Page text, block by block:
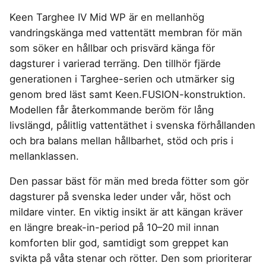
HUSHÅLLSAPPARATER
Robotdammsugare
Skaftdammsugare
Steamer
Strykjärn
KÖK
Airfryer
Brödrost
Dubbel
Airfryer
Elektrisk
Pizzaugn
Elvisp
Glassmaskin
Kaffebryggare
Kaffemaskin
Knivslip
Kockkniv
Köksassistent
Liten airfryer
Mikrovågsugn
Pizzaugn
Stekbord
Stekpanna
LIVSMEDEL
SOVRUM
VITVAROR
GAMING
Gaming Dator
Gaming Headset
Gaming hörlursställ
Gaming Laptop
Gaming router
Gaming Skärm
Gaming Tangentbord
Gamingbord
Gamingstol
Trådlösa Gaming Hörlurar
VR Headset
LJUD & BILD
75 Tum TV
Bluetooth högtalare
Boombox
Trådlösa hörlurar
TV 50 tum
TV 55 tum
FÖRSÄKRINGAR
Hundförsäkring
Kattförsäkring
MEDIA & TELEKOM
Bredband
Mobilabonnemang
Mobilt bredband
TV Abonnemang
Rödljusterapi
Skäggtrimmer
Toriska linser
ACCESSOARER
Solglasögon
KOSTTILLSKOTT
Ashwagandha
Berberine
C vitamin
Kollagen
Kosttillskott klimakteriet
Kreatin
Lions mane
Magnesium
MSM
NAD
Omega 3
Probiotika
Proteinpulver
Shilajit
Testosteron tillskott
5-manna tält
6-manna tält
Abborrespö
Familjetält
Jaktkängor
Campingbord
Pop-up tält
Taktält
Tält
Tält budget
Vandringsbyxor
herr
Vandringskängor
dam
Vandringsskor
dam
SPORT
Golfklocka
Golfset
Träningsklocka dam
Träningsklocka herr
Cykelhjälm barn
GPS Klocka barn
UTELEK & AKTIVITETER
Berg studsmatta
Gungställning
Lekstuga
Liten studsmatta
Nedgrävd studsmatta
Oval studsmatta
Stor studsmatta
Studsmatta
Laddbox
Sommardäck
Konsumentvägledning
Keen Targhee IV Mid WP är en mellanhög
vandringskänga med vattentätt membran för män
som söker en hållbar och prisvärd känga för
dagsturer i varierad terräng. Den tillhör fjärde
generationen i Targhee-serien och utmärker sig
genom bred läst samt Keen.FUSION-konstruktion.
Modellen får återkommande beröm för lång
livslängd, pålitlig vattentäthet i svenska förhållanden
och bra balans mellan hållbarhet, stöd och pris i
mellanklassen.
Den passar bäst för män med breda fötter som gör
dagsturer på svenska leder under vår, höst och
mildare vinter. En viktig insikt är att kängan kräver
en längre break-in-period på 10–20 mil innan
komforten blir god, samtidigt som greppet kan
svikta på våta stenar och rötter. Den som prioriterar